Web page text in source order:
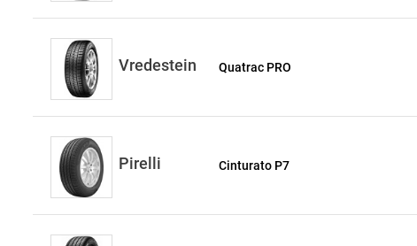
Vredestein Quatrac PRO
Pirelli Cinturato P7